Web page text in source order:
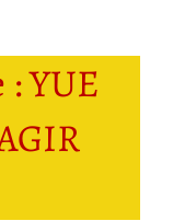
YUE